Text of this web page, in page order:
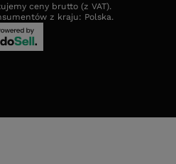
ceny brutto (z VAT).
z kraju: Polska.